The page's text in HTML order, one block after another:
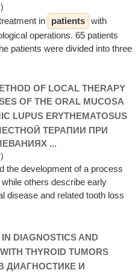
in patients with
operations. 65 patients
patients were divided into three
OF LOCAL THERAPY
OF THE ORAL MUCOSA
LUPUS ERYTHEMATOSUS
ТЕРАПИИ ПРИ
...
the development of a process
others describe early
disease and related tooth loss
DIAGNOSTICS AND
WITH THYROID TUMORS
ДИАГНОСТИКЕ И